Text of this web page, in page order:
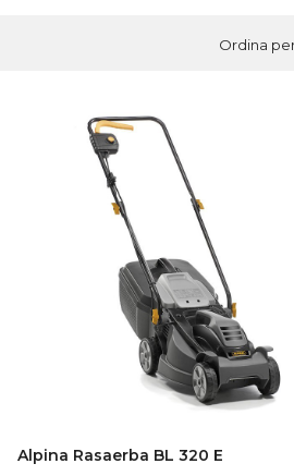
Ordina
Alpina Rasaerba BL 320 E